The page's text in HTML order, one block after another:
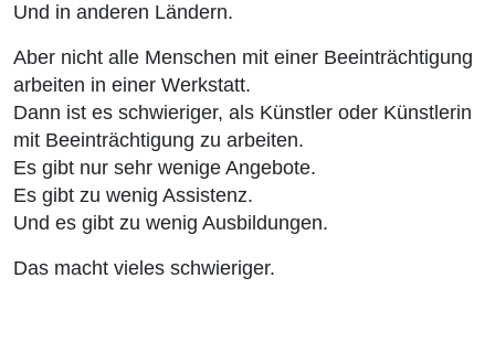
Und in anderen Ländern.
Aber nicht alle Menschen mit einer Beeinträchtigung
arbeiten in einer Werkstatt.
Dann ist es schwieriger, als Künstler oder Künstlerin
mit Beeinträchtigung zu arbeiten.
Es gibt nur sehr wenige Angebote.
Es gibt zu wenig Assistenz.
Und es gibt zu wenig Ausbildungen.
Das macht vieles schwieriger.